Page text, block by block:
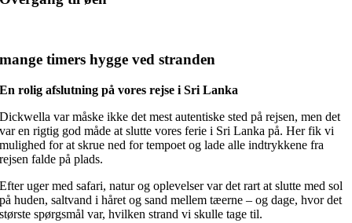
mange timers hygge ved stranden
En rolig afslutning på vores rejse i Sri Lanka
Dickwella var måske ikke det mest autentiske sted på rejsen, men det
var en rigtig god måde at slutte vores ferie i Sri Lanka på. Her fik vi
mulighed for at skrue ned for tempoet og lade alle indtrykkene fra
rejsen falde på plads.
Efter uger med safari, natur og oplevelser var det rart at slutte med sol
på huden, saltvand i håret og sand mellem tæerne – og dage, hvor det
største spørgsmål var, hvilken strand vi skulle tage til.